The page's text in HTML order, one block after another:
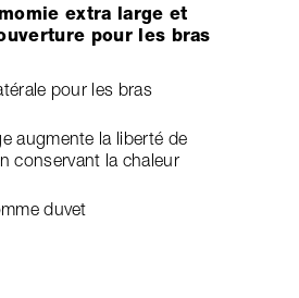
extra large et
pour les bras
pour les bras
augmente la liberté de
conservant la chaleur
duvet